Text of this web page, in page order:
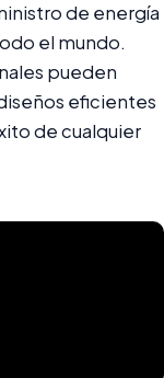
de energía
el mundo.
pueden
eficientes
de cualquier